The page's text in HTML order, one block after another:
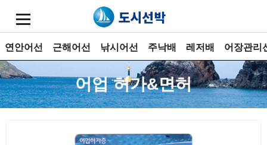
연안어선 근해어선 낚시어선 주낙배 레저배 어장관리
어업 허가&면허